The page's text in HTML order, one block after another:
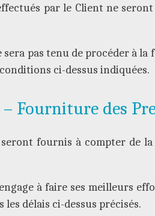
par le Client ne
sera pas tenu de procéder à
ci-dessus indiquées.
– Fourniture des
seront fournis à compter de
à faire ses meilleurs
les délais ci-dessus précisés.